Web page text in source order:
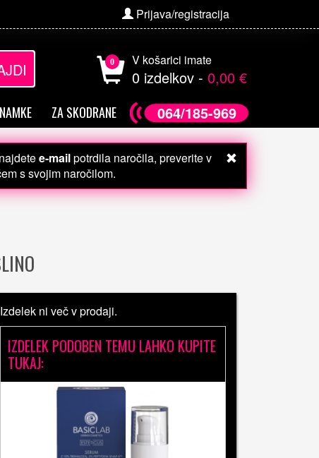
Prijava/registracija
0 V košarici imate
0 izdelkov - 0,00 €
ZA SKODRANE 064/185-969
e-mailpotrdila naročila, preverite v
s svojim naročilom.
Izdelek ni več v prodaji.
IZDELEK PODOBEN TEMU LAHKO KUPITE
TUKAJ: